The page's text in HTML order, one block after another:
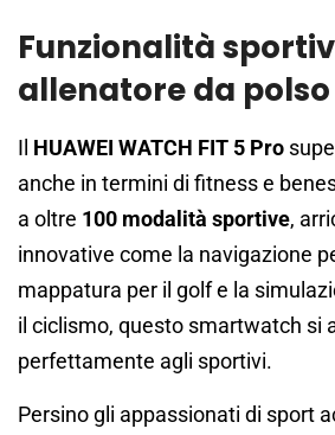
Funzionalità
allenatore da polso
Il HUAWEI WATCH FIT 5 Pro
anche in termini di fitness e
a oltre 100 modalità sportive,
innovative come la navigazione
mappatura per il golf e la
il ciclismo, questo smartwatch si
perfettamente agli sportivi.
Persino gli appassionati di sport